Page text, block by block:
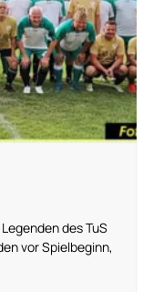
des TuS
vor Spielbeginn,